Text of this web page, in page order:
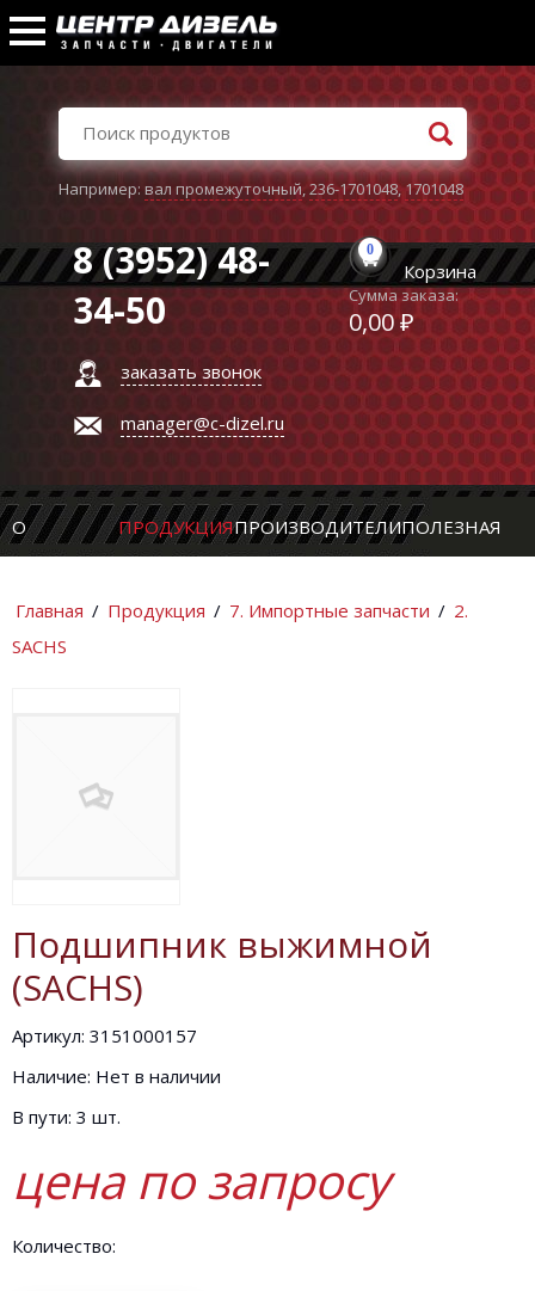
Например:вал промежуточный,236-1701048,1701048
8 (3952) 48-
34-50
заказать звонок
manager@c-dizel.ru
0
Корзина
Сумма заказа:
0,00 ₽
О ПРОДУКЦИЯПРОИЗВОДИТЕЛИПОЛЕЗНАЯ
Главная / Продукция / 7. Импортные запчасти / 2.
SACHS
Подшипник выжимной
(SACHS)
Артикул: 3151000157
Наличие: Нет в наличии
В пути: 3 шт.
цена по запросу
Количество: